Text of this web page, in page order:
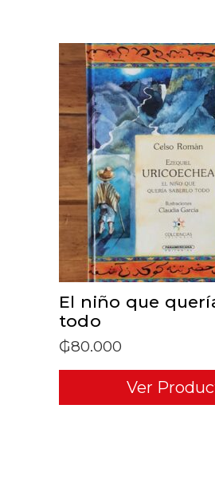
ADD TO
El niño que
todo
₲80.000
Ver